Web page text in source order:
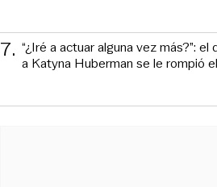
7. “¿Iré a actuar alguna vez más?”: el
a Katyna Huberman se le rompió